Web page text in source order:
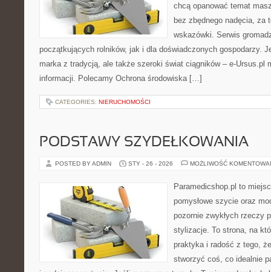
chcą opanować temat
bez zbędnego nadęcia, za
wskazówki. Serwis
początkujących rolników, jak i dla doświadczonych gospodarzy.
marka z tradycją, ale także szeroki świat ciągników – e-Ursus.pl
informacji. Polecamy Ochrona środowiska […]
CATEGORIES: NIERUCHOMOŚCI
PODSTAWY SZYDEŁKOWANIA
POSTED BY ADMIN STY - 26 - 2026 MOŻLIWOŚĆ
Paramedicshop.pl to
pomysłowe szycie oraz
pozornie zwykłych rzeczy
stylizacje. To strona, na
praktyka i radość z tego,
stworzyć coś, co idealnie